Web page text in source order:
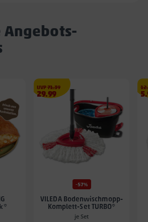
Angebots-
UVP71.39€
Angebotspreis
29.99
-57%
VILEDA Bodenwischmopp-
Komplett-Set TURBO*
je Set